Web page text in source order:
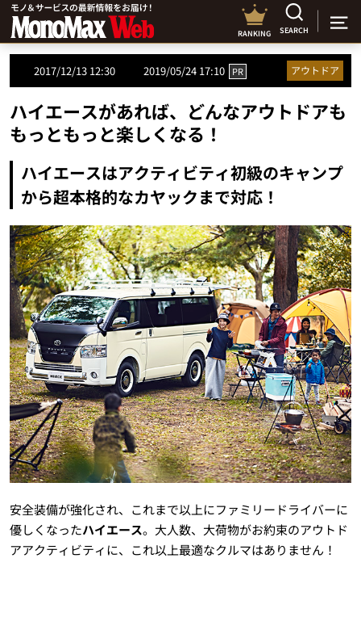
RANKING SEARCH
2017/12/13 12:30 2019/05/24 17:10 PR アウトドア
ハイエースがあれば、どんなアウトドアも
もっともっと楽しくなる！
ハイエースはアクティビティ初級のキャンプ
から超本格的なカヤックまで対応！
安全装備が強化され、これまで以上にファミリードライバーに
優しくなったハイエース。大人数、大荷物がお約束のアウトド
アアクティビティに、これ以上最適なクルマはありません！